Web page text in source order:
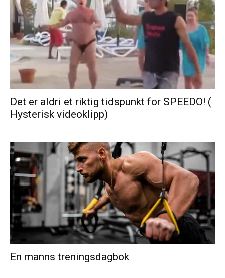
Det er aldri et riktig tidspunkt for SPEEDO! (
Hysterisk videoklipp)
En manns treningsdagbok